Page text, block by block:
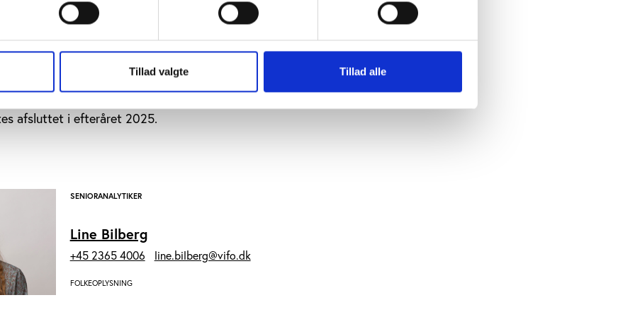
Tillad valgte Tillad alle
som et ’fremtidsværksted’, hvor deltagerne får indblik i de
sammen kan diskutere samarbejdsmuligheder og amatørkulturens
år.
workshoppen indgår som en del af den samlede analyse og i
afsluttet i efteråret 2025.
SENIORANALYTIKER
Line Bilberg
+45 2365 4006 line.bilberg@vifo.dk
FOLKEOPLYSNING